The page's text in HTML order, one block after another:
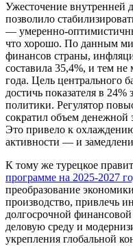
Ужесточение внутренней
позволило
— умеренно-
что хорошо. По данным
финансов страны,
составила 35,4%, и тем
года. Цель центрального
достичь показателя в
политики. Регулятор
сократил объем денежной
Это привело к
активности — и
К тому же турецкое
программе на 2025-2027
преобразование
производство, привлечь
долгосрочной
деловую среду и
укрепления глобальной